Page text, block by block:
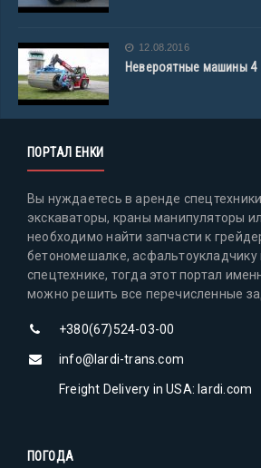
12.08.2016
Невероятные машины 4
ПОРТАЛ ЕНКИ
Вы нуждаетесь в аренде
экскаваторы, краны манипуляторы
необходимо найти запчасти к
бетономешалке, асфальтоукладчику
спецтехнике, тогда этот портал
можно решить все перечисленные
+380(67)524-03-00
info@lardi-trans.com
Freight Delivery in USA: lardi.com
ПОГОДА